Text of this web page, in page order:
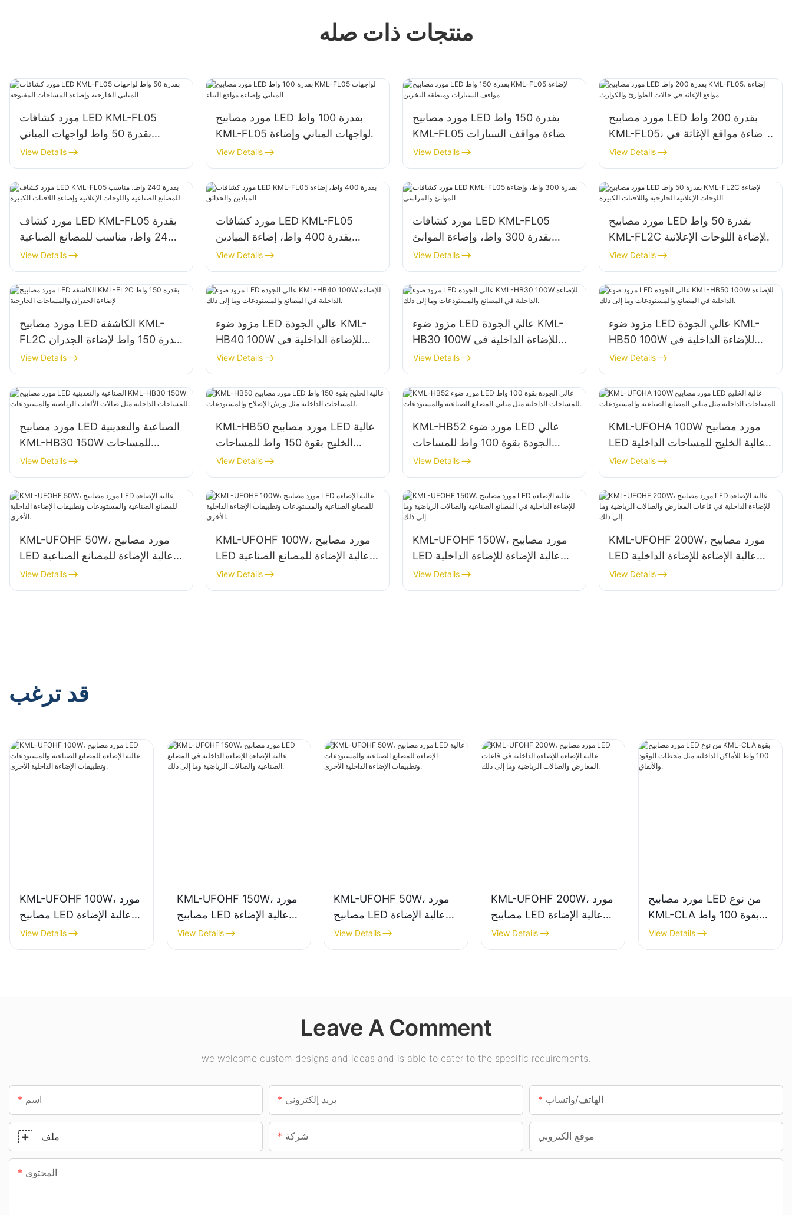
منتجات ذات صله
مورد كشافات LED KML-FL05
بقدرة 50 واط لواجهات المباني
الخارجية وإضاءة المساحات المفتوحة
View Details
مورد مصابيح LED بقدرة 100 واط
KML-FL05 لواجهات المباني وإضاءة
مواقع البناء
View Details
مورد مصابيح LED بقدرة 150 واط
KML-FL05 لإضاءة مواقف السيارات
ومنطقة التخزين
View Details
مورد مصابيح LED بقدرة 200 واط
KML-FL05، إضاءة مواقع الإغاثة في
حالات الطوارئ والكوارث
View Details
مورد كشاف LED KML-FL05 بقدرة
240 واط، مناسب للمصانع الصناعية
واللوحات الإعلانية وإضاءة اللافتات
الكبيرة.
View Details
مورد كشافات LED KML-FL05
بقدرة 400 واط، إضاءة الميادين
والحدائق
View Details
مورد كشافات LED KML-FL05
بقدرة 300 واط، وإضاءة الموانئ
والمراسي
View Details
مورد مصابيح LED بقدرة 50 واط
KML-FL2C لإضاءة اللوحات الإعلانية
الخارجية واللافتات الكبيرة
View Details
مورد مصابيح LED الكاشفة KML-
FL2C بقدرة 150 واط لإضاءة الجدران
والمساحات الخارجية
View Details
مزود ضوء LED عالي الجودة KML-
HB40 100W للإضاءة الداخلية في
View Details
مزود ضوء LED عالي الجودة KML-
HB30 100W للإضاءة الداخلية في
View Details
مزود ضوء LED عالي الجودة KML-
HB50 100W للإضاءة الداخلية في
View Details
مورد مصابيح LED الصناعية والتعدينية
KML-HB30 150W للمساحات
الداخلية مثل صالات الألعاب الرياضية
والمستودعات.
View Details
KML-HB50 مورد مصابيح LED عالية
الخليج بقوة 150 واط للمساحات
الداخلية مثل ورش الإصلاح
والمستودعات.
View Details
KML-HB52 مورد ضوء LED عالي
الجودة بقوة 100 واط للمساحات
الداخلية مثل مباني المصانع الصناعية
والمستودعات.
View Details
KML-UFOHA 100W مورد مصابيح
LED عالية الخليج للمساحات الداخلية
مثل مباني المصانع الصناعية
والمستودعات.
View Details
KML-UFOHF 50W، مورد مصابيح
LED عالية الإضاءة للمصانع الصناعية
والمستودعات وتطبيقات الإضاءة
الداخلية الأخرى.
View Details
KML-UFOHF 100W، مورد مصابيح
LED عالية الإضاءة للمصانع الصناعية
والمستودعات وتطبيقات الإضاءة
الداخلية الأخرى.
View Details
KML-UFOHF 150W، مورد مصابيح
LED عالية الإضاءة للإضاءة الداخلية
في المصانع الصناعية والصالات
الرياضية وما إلى ذلك.
View Details
KML-UFOHF 200W، مورد مصابيح
LED عالية الإضاءة للإضاءة الداخلية
في قاعات المعارض والصالات
الرياضية وما إلى ذلك.
View Details
قد ترغب
KML-UFOHF 100W، مورد
مصابيح LED عالية الإضاءة
للمصانع الصناعية
والمستودعات وتطبيقات
View Details
KML-UFOHF 150W، مورد
مصابيح LED عالية الإضاءة
للإضاءة الداخلية في المصانع
الصناعية والصالات الرياضية
View Details
KML-UFOHF 50W، مورد
مصابيح LED عالية الإضاءة
للمصانع الصناعية
والمستودعات وتطبيقات
View Details
KML-UFOHF 200W، مورد
مصابيح LED عالية الإضاءة
للإضاءة الداخلية في قاعات
المعارض والصالات الرياضية
View Details
مورد مصابيح LED من نوع
KML-CLA بقوة 100 واط
للأماكن الداخلية مثل
محطات الوقود والأنفاق.
View Details
Leave A Comment
we welcome custom designs and ideas and is able to cater to the specific requirements.
اسم بريد إلكتروني الهاتف/واتساب
ملف شركة موقع الكتروني
المحتوى